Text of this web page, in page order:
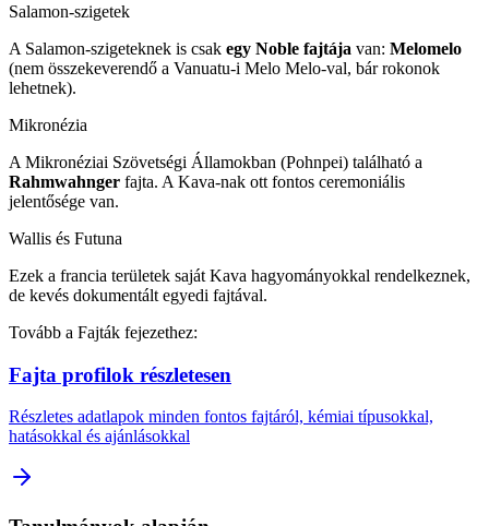
Salamon-szigetek
A Salamon-szigeteknek is csak egy Noble fajtája van: Melomelo
(nem összekeverendő a Vanuatu-i Melo Melo-val, bár rokonok
lehetnek).
Mikronézia
A Mikronéziai Szövetségi Államokban (Pohnpei) található a
Rahmwahnger fajta. A Kava-nak ott fontos ceremoniális
jelentősége van.
Wallis és Futuna
Ezek a francia területek saját Kava hagyományokkal rendelkeznek,
de kevés dokumentált egyedi fajtával.
Tovább a Fajták fejezethez:
Fajta profilok részletesen
Részletes adatlapok minden fontos fajtáról, kémiai típusokkal,
hatásokkal és ajánlásokkal